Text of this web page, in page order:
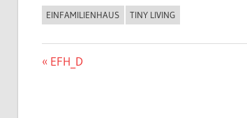
EINFAMILIENHAUS TINY LIVING
Beitragsnavigation
Vorheriger
EFH_D